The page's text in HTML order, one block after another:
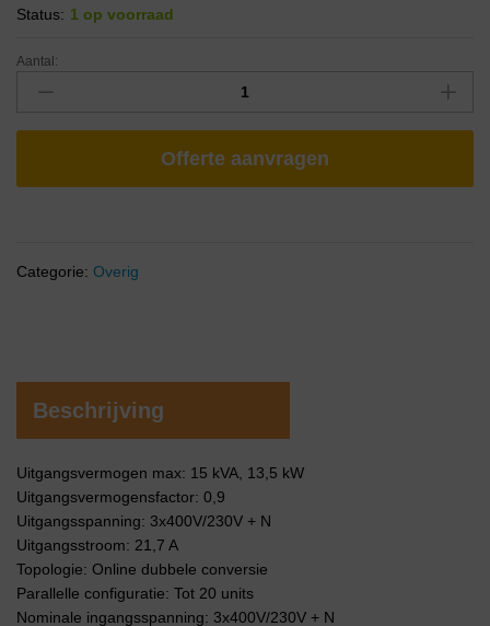
Status: 1 op voorraad
Aantal:
Offerte aanvragen
Categorie: Overig
Beschrijving
Uitgangsvermogen max: 15 kVA, 13,5 kW
Uitgangsvermogensfactor: 0,9
Uitgangsspanning: 3x400V/230V + N
Uitgangsstroom: 21,7 A
Topologie: Online dubbele conversie
Parallelle configuratie: Tot 20 units
Nominale ingangsspanning: 3x400V/230V + N